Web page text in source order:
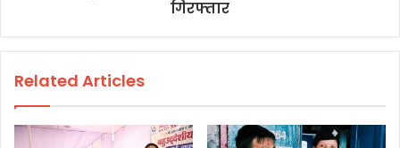
गिरफ्तार
Related Articles